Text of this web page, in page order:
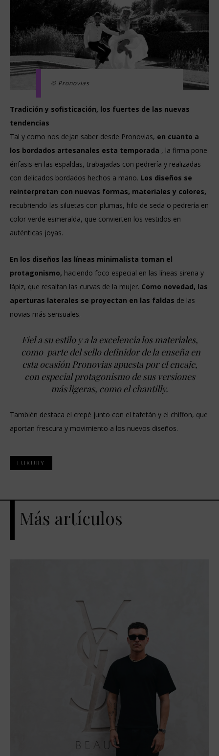
© Pronovias
Tradición y sofisticación, los fuertes de las nuevas
tendencias
Tal y como nos dejan saber desde Pronovias, en cuanto a
los bordados artesanales esta temporada , la firma pone
énfasis en las espaldas, trabajadas con pedrería y realizadas
con delicados bordados hechos a mano. Los diseños se
reinterpretan con nuevas formas, materiales y colores,
recubriendo las siluetas con plumas, hilo de seda o pedrería en
color verde esmeralda, que convierten los vestidos en
auténticas joyas.
En los diseños las líneas minimalista toman el
protagonismo, haciendo foco especial en las líneas sirena y
lápiz, que resaltan las curvas de la mujer. Como novedad, las
aperturas laterales se proyectan en las faldas de las
novias más sensuales.
Fiel a su estilo y a la excelencia los materiales,
como parte del sello definidor de la enseña en
esta ocasión Pronovias apuesta por el encaje,
con especial protagonismo de sus versiones
más ligeras, como el chantilly.
También destaca el crepé junto con el tafetán y el chiffon, que
aportan frescura y movimiento a los nuevos diseños.
LUXURY
Más artículos